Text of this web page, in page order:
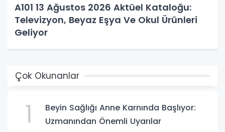
A101 13 Ağustos 2026 Aktüel Kataloğu:
Televizyon, Beyaz Eşya Ve Okul Ürünleri
Geliyor
Çok Okunanlar
1
Beyin Sağlığı Anne Karnında Başlıyor:
Uzmanından Önemli Uyarılar